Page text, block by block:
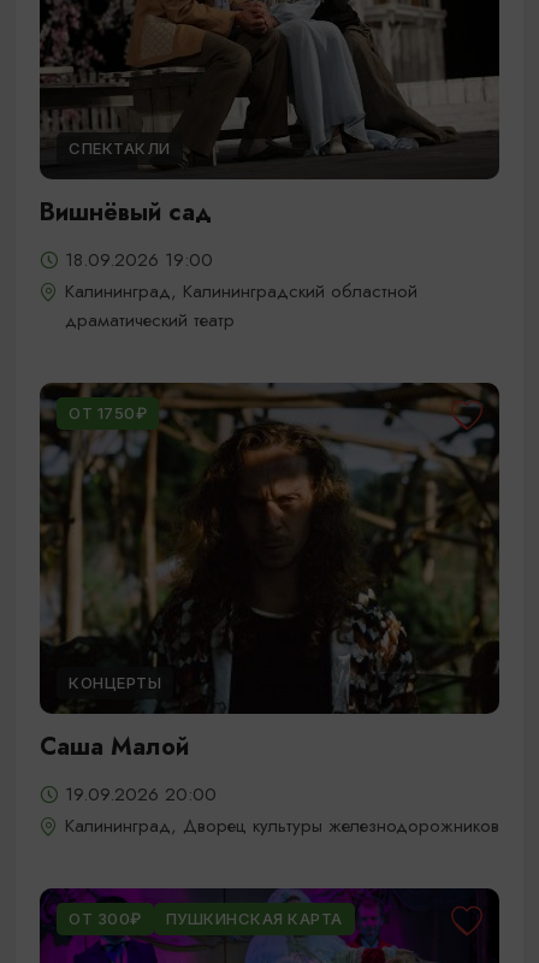
СПЕКТАКЛИ
Вишнёвый сад
18.09.2026 19:00
Калининград, Калининградский областной
драматический театр
ОТ 1750₽
КОНЦЕРТЫ
Саша Малой
19.09.2026 20:00
Калининград, Дворец культуры железнодорожников
ОТ 300₽ ПУШКИНСКАЯ КАРТА